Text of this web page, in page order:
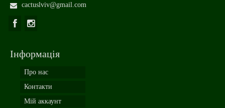
cactuslviv@gmail.com
Інформація
Про нас
Контакти
Мій аккаунт